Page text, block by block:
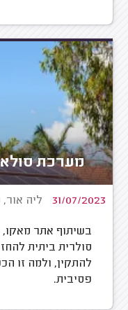
מערכת
31/07/2023 ליה
בשיתוף אתר
סולרית ביתית
להתקין, ולמה זו
פסיבית.